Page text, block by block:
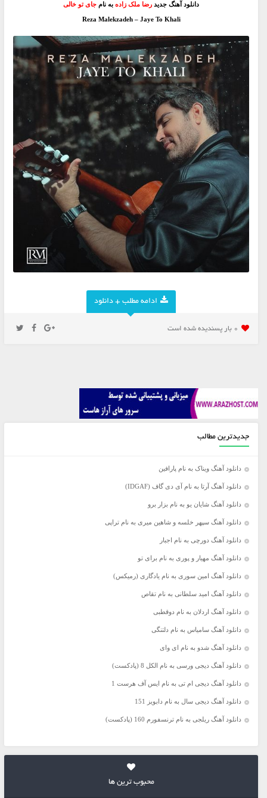
دانلود آهنگ جدیدرضا ملک زادهبه نام جای تو خالی
Reza Malekzadeh – Jaye To Khali
ادامه مطلب + دانلود
0 بار پسنديده شده است
جدیدترین مطالب
دانلود آهنگ ویناک به نام پارافین
دانلود آهنگ آرتا به نام آی دی گاف (IDGAF)
دانلود آهنگ شایان یو به نام بزار برو
دانلود آهنگ سپهر خلسه و شاهین میری به نام تراپی
دانلود آهنگ دورچی به نام اجبار
دانلود آهنگ مهیار و پوری به نام برای تو
دانلود آهنگ امین سوری به نام یادگاری (رمیکس)
دانلود آهنگ امید سلطانی به نام تقاص
دانلود آهنگ اردلان به نام دوقطبی
دانلود آهنگ سامیاس به نام دلتنگی
دانلود آهنگ شدو به نام ای وای
دانلود آهنگ دیجی ورسی به نام الکل 8 (پادکست)
دانلود آهنگ دیجی ام تی به نام ایس آف هرست 1
دانلود آهنگ دیجی سال به نام دابویز 151
دانلود آهنگ ریلجی به نام ترنسفورم 160 (پادکست)
محبوب ترین ها